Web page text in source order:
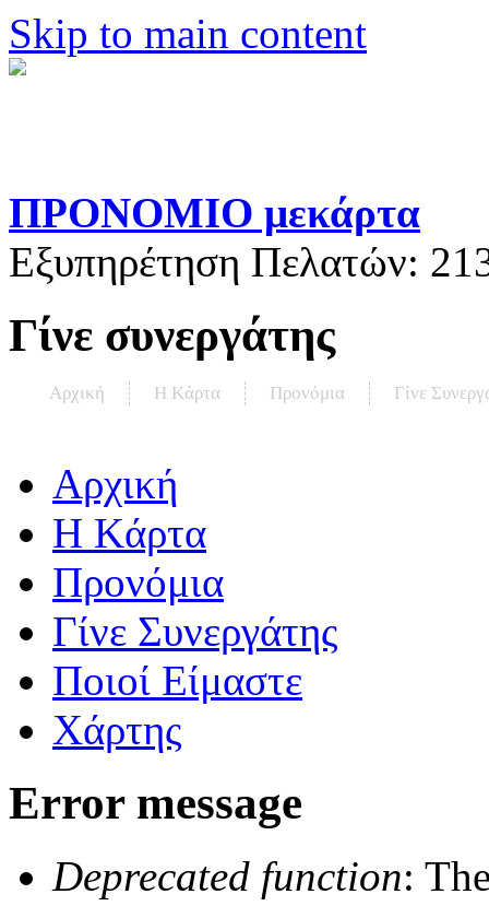
Skip to main content
ΠΡΟΝΟΜΙΟ μεκάρτα
Εξυπηρέτηση Πελατών:
Γίνε συνεργάτης
Αρχική Η Kάρτα Προνόμια Γίνε
Αρχική
Η Kάρτα
Προνόμια
Γίνε Συνεργάτης
Ποιοί Είμαστε
Χάρτης
Error message
Deprecated function: